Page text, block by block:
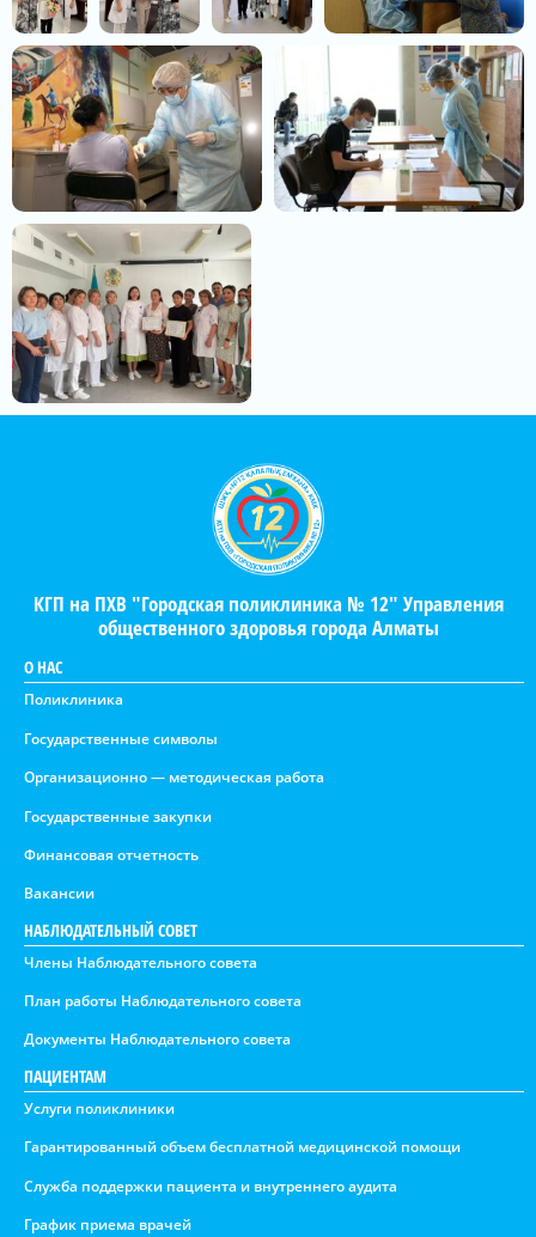
КГП на ПХВ "Городская поликлиника № 12" Управления
общественного здоровья города Алматы
О НАС
Поликлиника
Государственные символы
Организационно — методическая работа
Государственные закупки
Финансовая отчетность
Вакансии
НАБЛЮДАТЕЛЬНЫЙ СОВЕТ
Члены Наблюдательного совета
План работы Наблюдательного совета
Документы Наблюдательного совета
ПАЦИЕНТАМ
Услуги поликлиники
Гарантированный объем бесплатной медицинской помощи
Служба поддержки пациента и внутреннего аудита
График приема врачей